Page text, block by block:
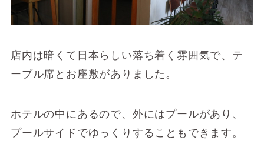
店内は暗くて日本らしい落ち着く雰囲気で、テ
ーブル席とお座敷がありました。
ホテルの中にあるので、外にはプールがあり、
プールサイドでゆっくりすることもできます。